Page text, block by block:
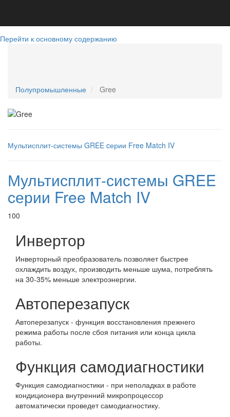
Перейти к основному содержанию
Полупромышленные
Gree
Мультисплит-системы GREE cерии Free Match IV
Мультисплит-системы GREE
cерии Free Match IV
100
Инвертор
Инверторный преобразователь позволяет быстрее
охлаждить воздух, производить меньше шума, потреблять
на 30-35% меньше электроэнергии.
Автоперезапуск
Автоперезапуск - функция восстановления прежнего
режима работы после сбоя питания или конца цикла
работы.
Функция самодиагностики
Функция самодиагностики - при неполадках в работе
кондиционера внутренний микропроцессор
автоматически проведет самодиагностику.